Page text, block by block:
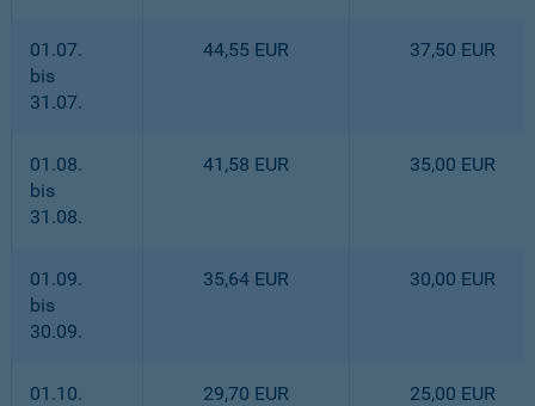
01.07.
bis
31.07.
44,55 EUR 37,50 EUR
01.08.
bis
31.08.
41,58 EUR 35,00 EUR
01.09.
bis
30.09.
35,64 EUR 30,00 EUR
01.10. 29,70 EUR 25,00 EUR